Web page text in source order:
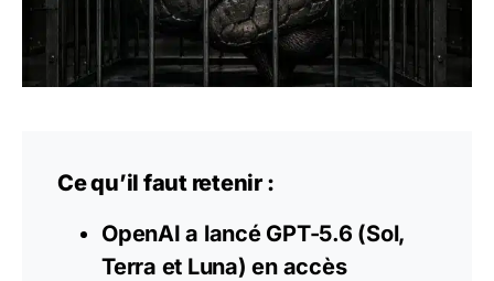
Ce qu’il faut retenir :
OpenAI a lancé GPT-5.6 (Sol,
Terra et Luna) en accès